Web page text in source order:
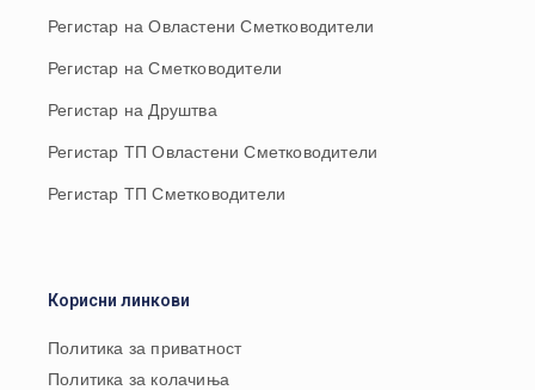
Регистар на Овластени Сметководители
Регистар на Сметководители
Регистар на Друштва
Регистар ТП Овластени Сметководители
Регистар ТП Сметководители
Корисни линкови
Политика за приватност
Политика за колачиња